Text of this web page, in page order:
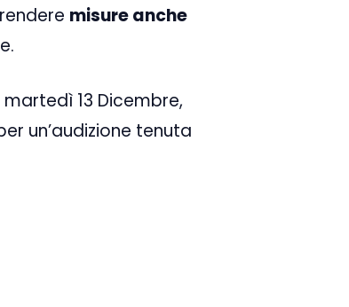
misure anche
13 Dicembre,
un’audizione tenuta